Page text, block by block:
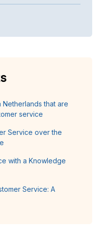
that are
service
Service over the
with a Knowledge
Service: A